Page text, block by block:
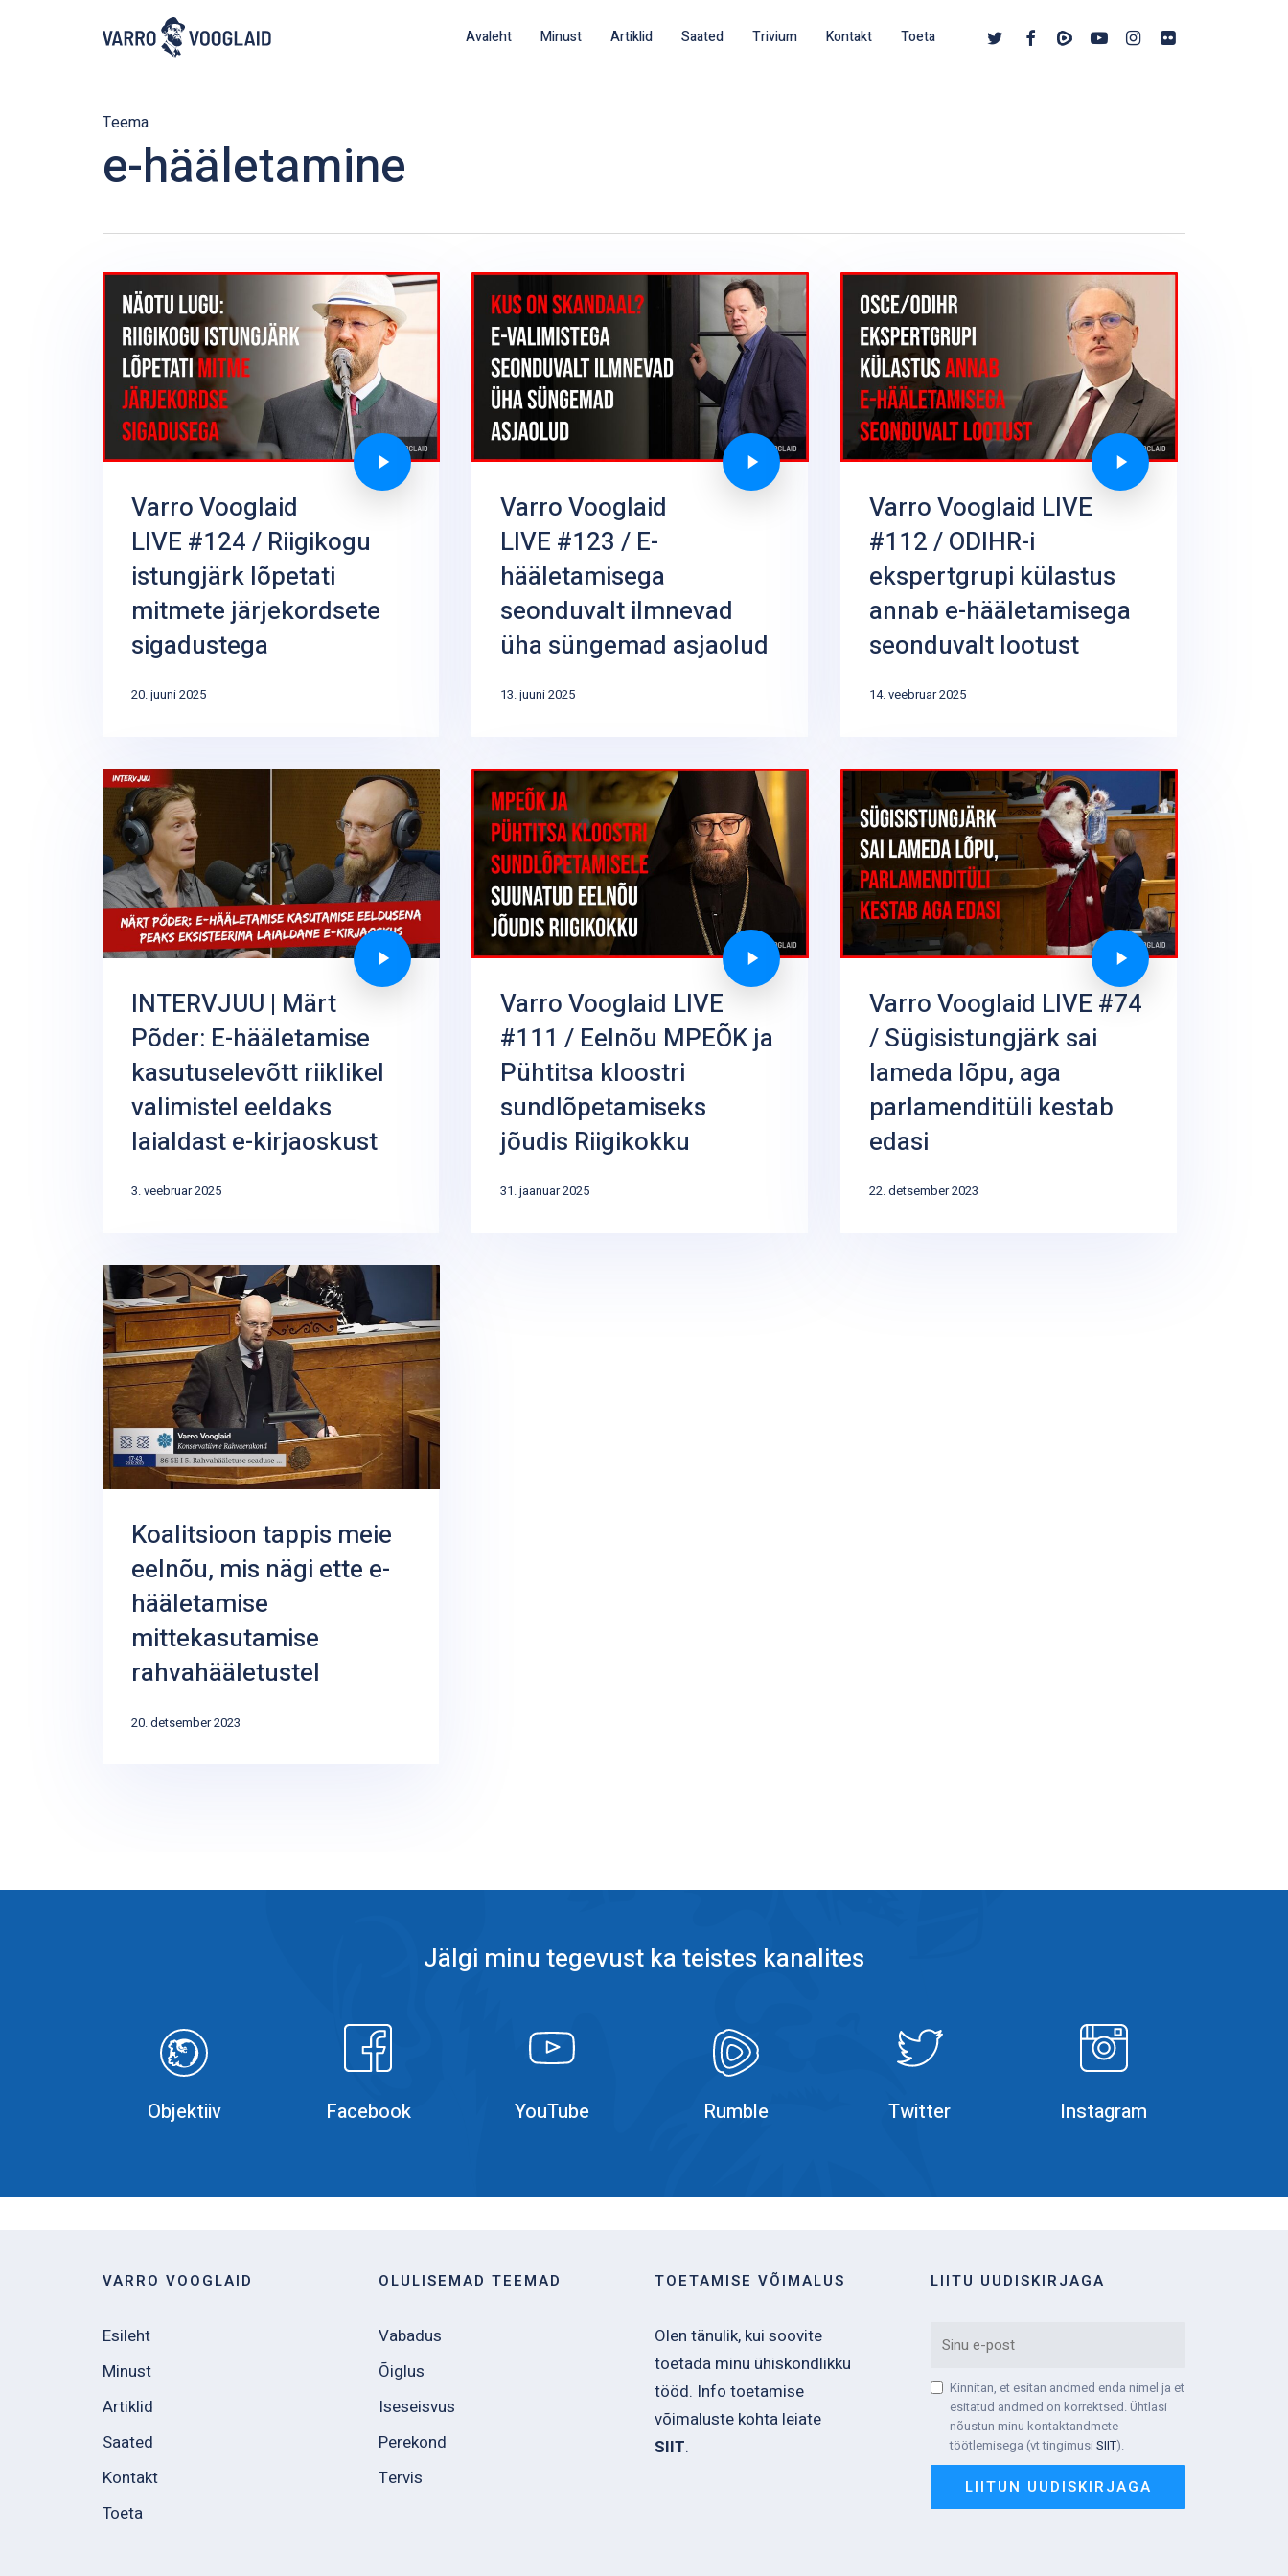
Avaleht Minust Artiklid Saated Trivium Kontakt Toeta twitter facebook
vimeo youtubeinstagram
flickr
Teema
e-hääletamine
Varro Vooglaid
LIVE #124 / Riigikogu
istungjärk lõpetati
mitmete järjekordsete
sigadustega
20. juuni 2025
Varro Vooglaid
LIVE #123 / E-
hääletamisega
seonduvalt ilmnevad
üha süngemad asjaolud
13. juuni 2025
Varro Vooglaid LIVE
#112 / ODIHR-i
ekspertgrupi külastus
annab e-hääletamisega
seonduvalt lootust
14. veebruar 2025
INTERVJUU | Märt
Põder: E-hääletamise
kasutuselevõtt riiklikel
valimistel eeldaks
laialdast e-kirjaoskust
3. veebruar 2025
Varro Vooglaid LIVE
#111 / Eelnõu MPEÕK ja
Pühtitsa kloostri
sundlõpetamiseks
jõudis Riigikokku
31. jaanuar 2025
Varro Vooglaid LIVE #74
/ Sügisistungjärk sai
lameda lõpu, aga
parlamenditüli kestab
edasi
22. detsember 2023
Koalitsioon tappis meie
eelnõu, mis nägi ette e-
hääletamise
mittekasutamise
rahvahääletustel
20. detsember 2023
Jälgi minu tegevust ka teistes kanalites
Objektiiv Facebook YouTube Rumble Twitter Instagram
VARRO VOOGLAID
Esileht
Minust
Artiklid
Saated
Kontakt
Toeta
OLULISEMAD TEEMAD
Vabadus
Õiglus
Iseseisvus
Perekond
Tervis
TOETAMISE VÕIMALUS
Olen tänulik, kui soovite
toetada minu ühiskondlikku
tööd. Info toetamise
võimaluste kohta leiate
SIIT.
LIITU UUDISKIRJAGA
EMAIL
TINGIMUSTEGA
NÕUSTUMINE
Kinnitan, et esitan andmed enda nimel ja et
esitatud andmed on korrektsed. Ühtlasi
nõustun minu kontaktandmete
töötlemisega (vt tingimusiSIIT).